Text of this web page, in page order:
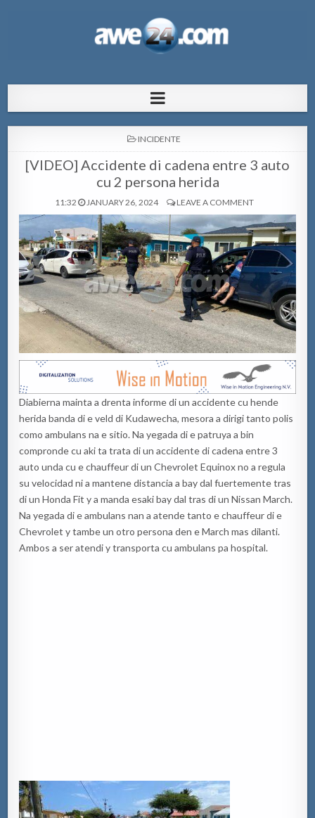
pa Aruba
POSTED
INCIDENTE
[VIDEO] Accidente di cadena entre 3 auto
cu 2 persona herida
11:32 JANUARY 26, 2024 LEAVE A COMMENT
Diabierna mainta a drenta informe di un accidente cu hende
herida banda di e veld di Kudawecha, mesora a dirigi tanto polis
como ambulans na e sitio. Na yegada di e patruya a bin
compronde cu aki ta trata di un accidente di cadena entre 3
auto unda cu e chauffeur di un Chevrolet Equinox no a regula
su velocidad ni a mantene distancia a bay dal fuertemente tras
di un Honda Fit y a manda esaki bay dal tras di un Nissan March.
Na yegada di e ambulans nan a atende tanto e chauffeur di e
Chevrolet y tambe un otro persona den e March mas dilanti.
Ambos a ser atendi y transporta cu ambulans pa hospital.